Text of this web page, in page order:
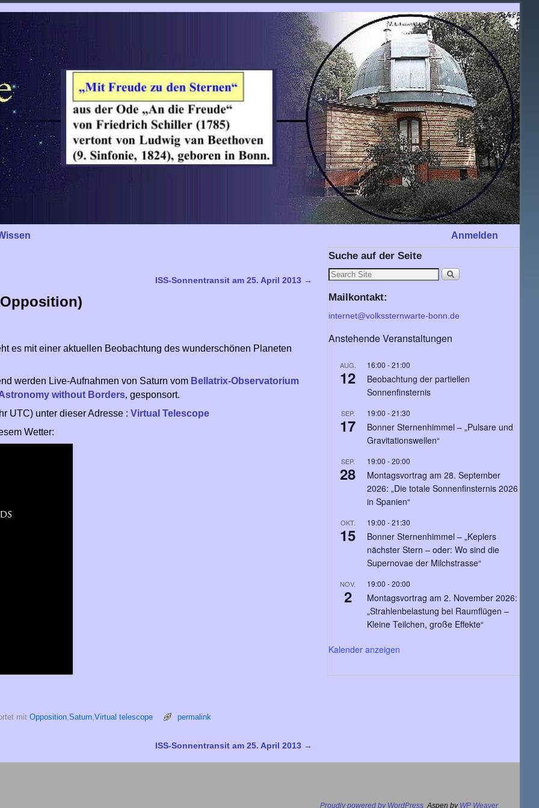
Anmelden
ISS-Sonnentransit am 25. April 2013 →
es mit einer aktuellen Beobachtung des wunderschönen Planeten
werden Live-Aufnahmen von Saturn vom Bellatrix-Observatorium
without Borders‚ gesponsort.
UTC) unter dieser Adresse : Virtual Telescope
Wetter:
mit Opposition,Saturn,Virtual telescope permalink
ISS-Sonnentransit am 25. April 2013 →
Suche auf der Seite
Mailkontakt:
internet@volkssternwarte-bonn.de
Anstehende Veranstaltungen
AUG.
12
16:00 -21:00
Beobachtung der partiellen
Sonnenfinsternis
SEP.
17
19:00 -21:30
Bonner Sternenhimmel – „Pulsare und
Gravitationswellen“
SEP.
28
19:00 -20:00
Montagsvortrag am 28. September
2026: „Die totale Sonnenfinsternis 2026
in Spanien“
OKT.
15
19:00 -21:30
Bonner Sternenhimmel – „Keplers
nächster Stern – oder: Wo sind die
Supernovae der Milchstrasse“
NOV.
2
19:00 -20:00
Montagsvortrag am 2. November 2026:
„Strahlenbelastung bei Raumflügen –
Kleine Teilchen, große Effekte“
Kalender anzeigen
Proudly powered by WordPress Aspen by WP Weaver